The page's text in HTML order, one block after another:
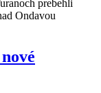
prebehli
Ondavou